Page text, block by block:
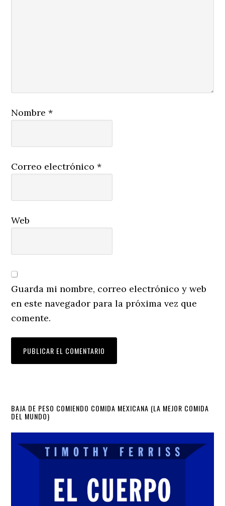
Nombre*
Correo electrónico*
Web
Guarda mi nombre, correo electrónico y web
en este navegador para la próxima vez que
comente.
Primary
Sidebar
BAJA DE PESO COMIENDO COMIDA MEXICANA (LA MEJOR COMIDA
DEL MUNDO)